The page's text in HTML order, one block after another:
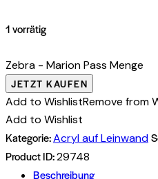
1 vorrätig
Zebra - Marion Pass Menge
JETZT KAUFEN
Add to WishlistRemove from
Add to Wishlist
Kategorie:Acryl auf Leinwand
Product ID:29748
Beschreibung